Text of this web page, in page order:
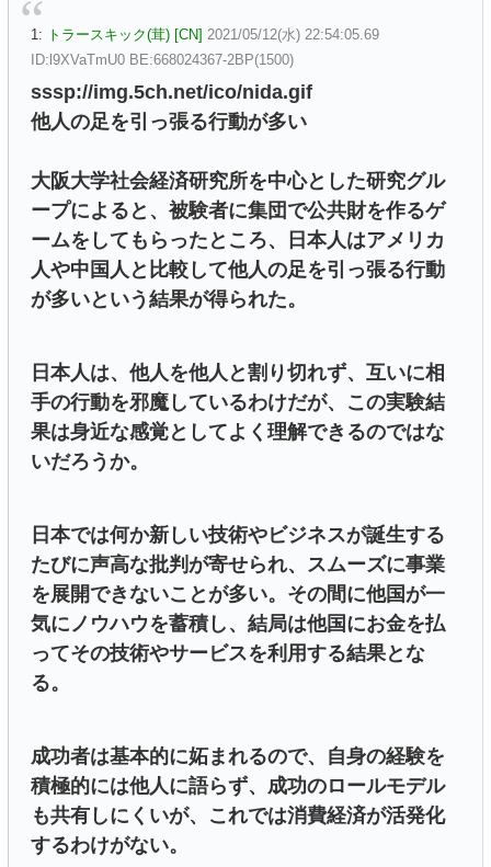
1: トラースキック(茸) [CN] 2021/05/12(水) 22:54:05.69
ID:l9XVaTmU0 BE:668024367-2BP(1500)
sssp://img.5ch.net/ico/nida.gif
他人の足を引っ張る行動が多い
大阪大学社会経済研究所を中心とした研究グル
ープによると、被験者に集団で公共財を作るゲ
ームをしてもらったところ、日本人はアメリカ
人や中国人と比較して他人の足を引っ張る行動
が多いという結果が得られた。
日本人は、他人を他人と割り切れず、互いに相
手の行動を邪魔しているわけだが、この実験結
果は身近な感覚としてよく理解できるのではな
いだろうか。
日本では何か新しい技術やビジネスが誕生する
たびに声高な批判が寄せられ、スムーズに事業
を展開できないことが多い。その間に他国が一
気にノウハウを蓄積し、結局は他国にお金を払
ってその技術やサービスを利用する結果とな
る。
成功者は基本的に妬まれるので、自身の経験を
積極的には他人に語らず、成功のロールモデル
も共有しにくいが、これでは消費経済が活発化
するわけがない。